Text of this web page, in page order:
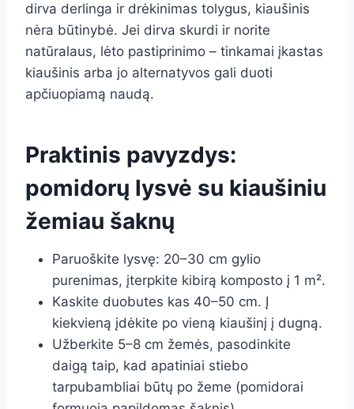
dirva derlinga ir drėkinimas tolygus, kiaušinis
nėra būtinybė. Jei dirva skurdi ir norite
natūralaus, lėto pastiprinimo – tinkamai įkastas
kiaušinis arba jo alternatyvos gali duoti
apčiuopiamą naudą.
Praktinis pavyzdys:
pomidorų lysvė su kiaušiniu
žemiau šaknų
Paruoškite lysvę: 20–30 cm gylio
purenimas, įterpkite kibirą komposto į 1 m².
Kaskite duobutes kas 40–50 cm. Į
kiekvieną įdėkite po vieną kiaušinį į dugną.
Užberkite 5–8 cm žemės, pasodinkite
daigą taip, kad apatiniai stiebo
tarpubambliai būtų po žeme (pomidorai